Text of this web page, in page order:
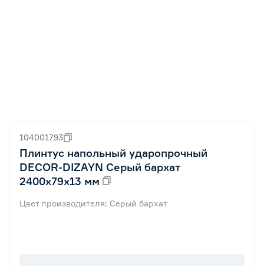
104001793
Плинтус напольный ударопрочный
DECOR-DIZAYN Серый бархат
2400х79х13 мм
Цвет производителя: Серый бархат